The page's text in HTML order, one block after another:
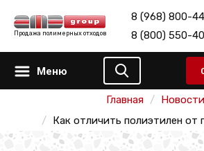
Продажа полимерных отходов
8 (968) 800-
8 (800) 550-
Меню
Главная
Новости
Как отличить полиэтилен от